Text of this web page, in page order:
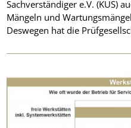
Sachverständiger e.V. (KÜS)
Mängeln und
Deswegen hat die